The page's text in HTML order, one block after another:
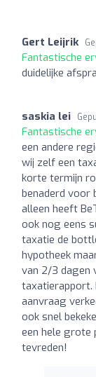
Gert Leijrik
Fantastische
duidelijke
saskia lei
Fantastische
een andere
wij zelf een
korte termijn
benaderd voor
alleen heeft
ook nog eens
taxatie de
hypotheek
van 2/3 dagen
taxatierapport.
aanvraag
ook snel
een hele grote
tevreden!